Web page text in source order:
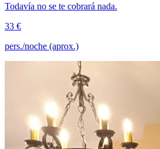
Todavía no se te cobrará nada.
33 €
pers./noche (aprox.)